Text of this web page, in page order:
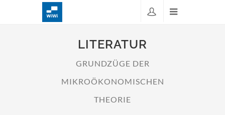
LITERATUR
GRUNDZÜGE DER
MIKROÖKONOMISCHEN
THEORIE